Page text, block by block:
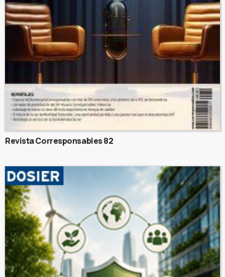
Revista Corresponsables 82